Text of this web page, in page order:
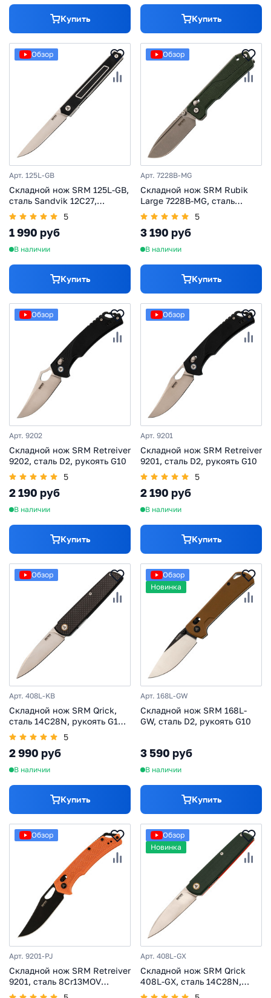
Купить Купить
Обзор
Арт. 125L-GB
Складной нож SRM 125L-GB,
сталь Sandvik 12C27,
рукоять G10
5
1 990 руб
В наличии
Купить
Обзор
Арт. 7228B-MG
Cкладной нож SRM Rubik
Large 7228B-MG, сталь
14C28N, рукоять микарта,
зеленый
5
3 190 руб
В наличии
Купить
Обзор
Арт. 9202
Складной нож SRM Retreiver
9202, сталь D2, рукоять G10
5
2 190 руб
В наличии
Купить
Обзор
Арт. 9201
Складной нож SRM Retreiver
9201, сталь D2, рукоять G10
5
2 190 руб
В наличии
Купить
Обзор
Арт. 408L-KB
Складной нож SRM Qrick,
сталь 14C28N, рукоять G10/
карбон
5
2 990 руб
В наличии
Купить
Обзор
Новинка
Арт. 168L-GW
Складной нож SRM 168L-
GW, сталь D2, рукоять G10
3 590 руб
В наличии
Купить
Обзор
Арт. 9201-PJ
Складной нож SRM Retreiver
9201, сталь 8Cr13MOV
Blackwash , рукоять Orange
Обзор
Новинка
Арт. 408L-GX
Складной нож SRM Qrick
408L-GX, сталь 14C28N,
рукоять G10